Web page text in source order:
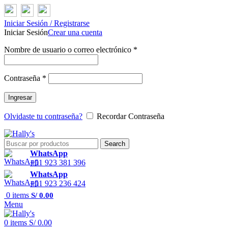
Iniciar Sesión / Registrarse
Iniciar SesiónCrear una cuenta
Nombre de usuario o correo electrónico *
Contraseña *
Ingresar
Olvidaste tu contraseña? Recordar Contraseña
Search
WhatsApp
+51 923 381 396
WhatsApp
+51 923 236 424
0 items S/0.00
Menu
0 items S/0.00